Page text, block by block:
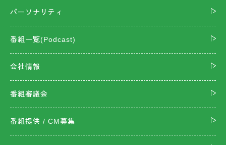
パーソナリティ
番組一覧(Podcast)
会社情報
番組審議会
番組提供 / CM募集